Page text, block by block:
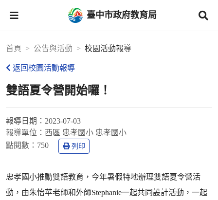
臺中市政府教育局
首頁 公告與活動 校園活動報導
返回校園活動報導
雙語夏令營開始囉！
報導日期： 2023-07-03
報導單位： 西區 忠孝國小 忠孝國小
點閱數： 750 列印
忠孝國小推動雙語教育，今年暑假特地辦理雙語夏令營活
動，由朱怡苹老師和外師Stephanie一起共同設計活動，一起